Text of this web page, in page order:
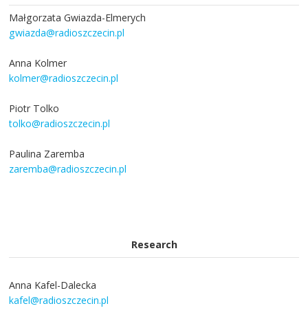
Małgorzata Gwiazda-Elmerych
gwiazda@radioszczecin.pl
Anna Kolmer
kolmer@radioszczecin.pl
Piotr Tolko
tolko@radioszczecin.pl
Paulina Zaremba
zaremba@radioszczecin.pl
Research
Anna Kafel-Dalecka
kafel@radioszczecin.pl